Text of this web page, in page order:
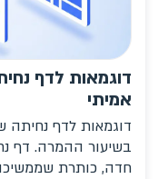
דוגמאות לדף
אמיתי
דוגמאות לדף נחיתה
בשיעור ההמרה. דף
חדה, כותרת